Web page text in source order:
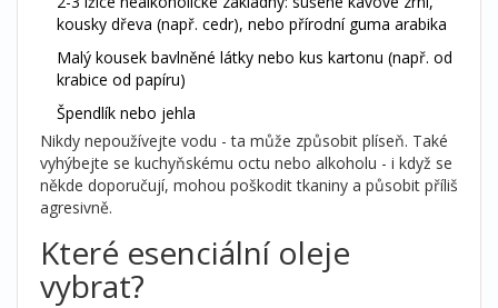
kousky dřeva (např. cedr), nebo přírodní guma arabika
Malý kousek bavlněné látky nebo kus kartonu (např. od
krabice od papíru)
Špendlík nebo jehla
Nikdy nepoužívejte vodu - ta může způsobit plíseň. Také
vyhýbejte se kuchyňskému octu nebo alkoholu - i když se
někde doporučují, mohou poškodit tkaniny a působit příliš
agresivně.
Které esenciální oleje
vybrat?